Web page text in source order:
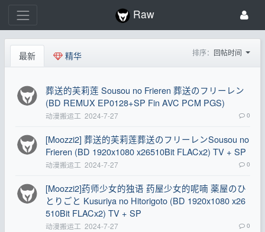
Raw
最新 精华 排序： 回帖时间
葬送的芙莉莲 Sousou no Frieren 葬送のフリーレン
(BD REMUX EP0128+SP Fin AVC PCM PGS)
动漫搬运工 2024-7-27 0
[Moozzi2] 葬送的芙莉莲葬送のフリーレンSousou no
Frieren (BD 1920x1080 x26510Bit FLACx2) TV + SP
动漫搬运工 2024-7-27 0
[Moozzi2]药师少女的独语 药屋少女的呢喃 薬屋のひ
とりごと Kusuriya no Hitorigoto (BD 1920x1080 x26
510Bit FLACx2) TV + SP
动漫搬运工 2024-7-27 0